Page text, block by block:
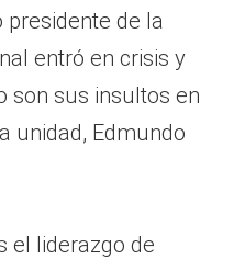
de la
entró en crisis y
son sus insultos en
unidad, Edmundo
el liderazgo de